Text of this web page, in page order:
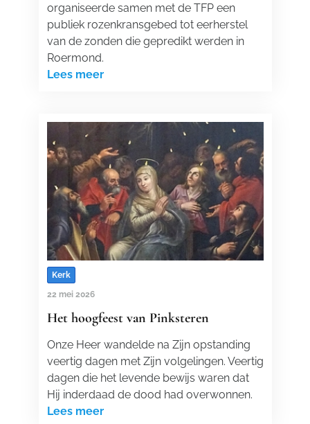
organiseerde samen met de TFP een
publiek rozenkransgebed tot eerherstel
van de zonden die gepredikt werden in
Roermond.
Lees meer
Kerk
22 mei 2026
Het hoogfeest van Pinksteren
Onze Heer wandelde na Zijn opstanding
veertig dagen met Zijn volgelingen. Veertig
dagen die het levende bewijs waren dat
Hij inderdaad de dood had overwonnen.
Lees meer